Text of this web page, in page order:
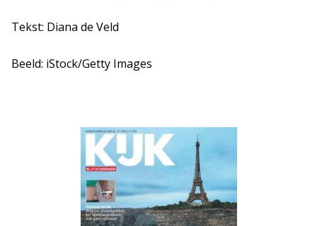
Tekst: Diana de Veld
Beeld: iStock/Getty Images